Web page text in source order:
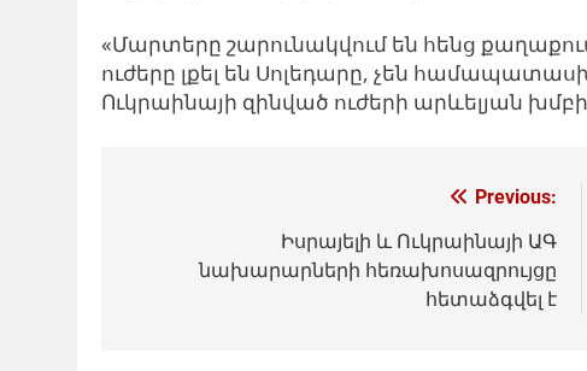
«Մարտերը շարունակվում են հենց
ուժերը լքել են Սոլեդարը, չեն
Ուկրաինայի զինված ուժերի արևելյան
նավարկումը
Previous:
Իսրայելի և Ուկրաինայի ԱԳ
նախարարների հեռախոսազրույցը
հետաձգվել է